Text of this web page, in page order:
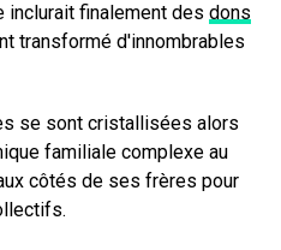
inclurait finalement des dons
transformé d'innombrables
se sont cristallisées alors
familiale complexe au
côtés de ses frères pour